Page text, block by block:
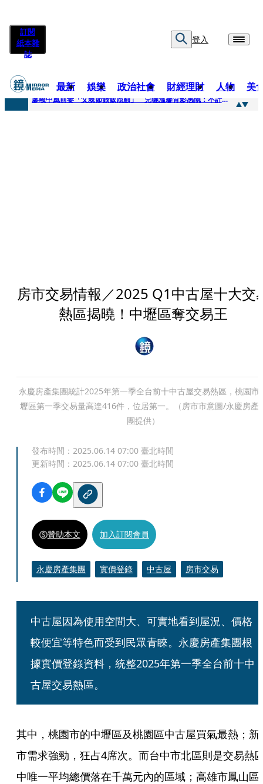
訂閱
紙本雜
誌
登入
最新 娛樂 政治社會 財經理財 人物 美
快訊
廖峻中風前妻「父親節餵飯照顧」 兒曬溫馨背影感慨：不計前嫌的真愛
房市交易情報／2025 Q1中古屋十大交
熱區揭曉！中壢區奪交易王
永慶房產集團統計2025年第一季全台前十中古屋交易熱區，桃園市
壢區第一季交易量高達416件，位居第一。（房市市意圖/永慶房產
團提供）
發布時間： 2025.06.14 07:00 臺北時間
更新時間： 2025.06.14 07:00 臺北時間
贊助本文 加入訂閱會員
永慶房產集團 實價登錄 中古屋 房市交易
中古屋因為使用空間大、可實地看到屋況、價格
較便宜等特色而受到民眾青睞。永慶房產集團根
據實價登錄資料，統整2025年第一季全台前十中
古屋交易熱區。
其中，桃園市的中壢區及桃園區中古屋買氣最熱；新
市需求強勁，狂占4席次。而台中市北區則是交易熱
中唯一平均總價落在千萬元內的區域；高雄市鳳山區